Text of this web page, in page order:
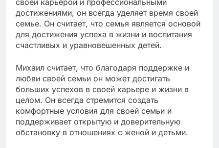
своей карьерой и профессиональными
достижениями, он всегда уделяет время своей
семье. Он считает, что семья является основой
для достижения успеха в жизни и воспитания
счастливых и уравновешенных детей.
Михаил считает, что благодаря поддержке и
любви своей семьи он может достигать
больших успехов в своей карьере и жизни в
целом. Он всегда стремится создать
комфортные условия для своей семьи и
поддерживает открытую и доверительную
обстановку в отношениях с женой и детьми.